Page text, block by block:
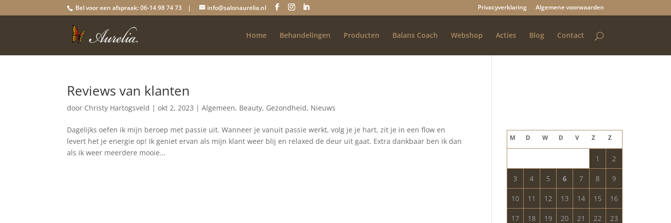
Bel voor een afspraak: 06-14 98 74 73 | info@salonaurelia.nl Privacyverklaring Algemene voorwaarden
Home Behandelingen Producten Balans Coach Webshop Acties Blog Contact
Reviews van klanten
door Christy Hartogsveld |okt 2, 2023 |Algemeen, Beauty, Gezondheid, Nieuws
Dagelijks oefen ik mijn beroep met passie uit. Wanneer je vanuit passie werkt, volg je je hart, zit je in een flow en
levert het je energie op! Ik geniet ervan als mijn klant weer blij en relaxed de deur uit gaat. Extra dankbaar ben ik dan
als ik weer meerdere mooie...
M D W D V Z Z
1 2
3 4 5 6 7 8 9
10 11 12 13 14 15 16
17 18 19 20 21 22 23